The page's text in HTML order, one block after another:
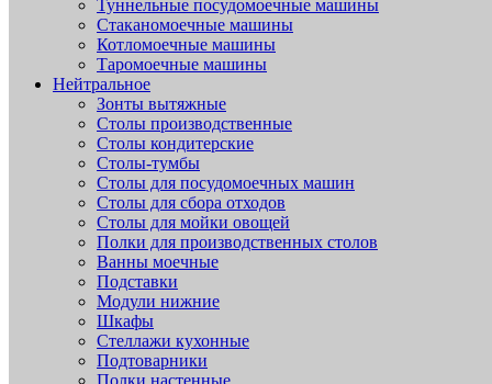
Туннельные посудомоечные машины
Стаканомоечные машины
Котломоечные машины
Таромоечные машины
Нейтральное
Зонты вытяжные
Столы производственные
Столы кондитерские
Столы-тумбы
Столы для посудомоечных машин
Столы для сбора отходов
Столы для мойки овощей
Полки для производственных столов
Ванны моечные
Подставки
Модули нижние
Шкафы
Стеллажи кухонные
Подтоварники
Полки настенные